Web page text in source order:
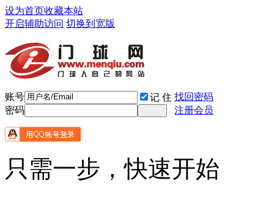
设为首页收藏本站
开启辅助访问 切换到宽版
账号 记 住 找回密码
密码
注册会员
只需一步，快速开始